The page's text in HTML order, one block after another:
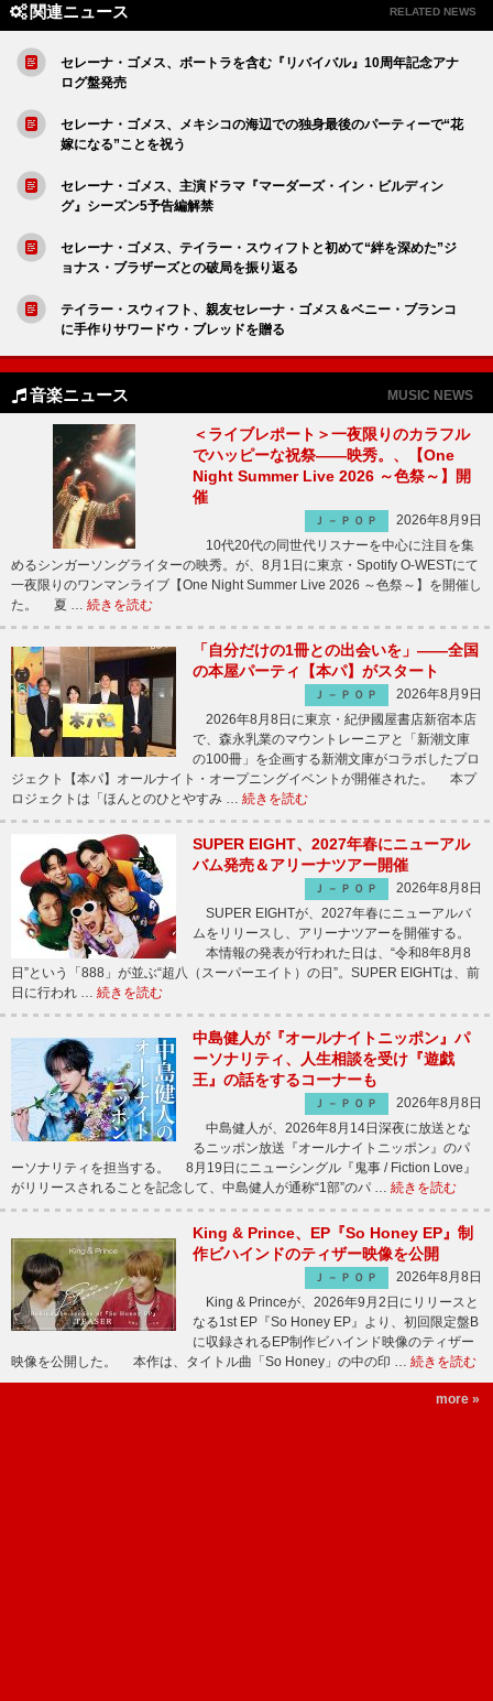
関連ニュース RELATED NEWS
セレーナ・ゴメス、ボートラを含む『リバイバル』10周年記念アナ
ログ盤発売
セレーナ・ゴメス、メキシコの海辺での独身最後のパーティーで“花
嫁になる”ことを祝う
セレーナ・ゴメス、主演ドラマ『マーダーズ・イン・ビルディン
グ』シーズン5予告編解禁
セレーナ・ゴメス、テイラー・スウィフトと初めて“絆を深めた”ジ
ョナス・ブラザーズとの破局を振り返る
テイラー・スウィフト、親友セレーナ・ゴメス＆ベニー・ブランコ
に手作りサワードウ・ブレッドを贈る
音楽ニュース MUSIC NEWS
＜ライブレポート＞一夜限りのカラフル
でハッピーな祝祭――映秀。、【One
Night Summer Live 2026 ～色祭～】開
催
Ｊ－ＰＯＰ
2026年8月9日
10代20代の同世代リスナーを中心に注目を集
めるシンガーソングライターの映秀。が、8月1日に東京・Spotify O-WESTにて
一夜限りのワンマンライブ【One Night Summer Live 2026 ～色祭～】を開催し
た。 夏 … 続きを読む
「自分だけの1冊との出会いを」――全国
の本屋パーティ【本パ】がスタート
Ｊ－ＰＯＰ
2026年8月9日
2026年8月8日に東京・紀伊國屋書店新宿本店
で、森永乳業のマウントレーニアと「新潮文庫
の100冊」を企画する新潮文庫がコラボしたプロ
ジェクト【本パ】オールナイト・オープニングイベントが開催された。 本プ
ロジェクトは「ほんとのひとやすみ … 続きを読む
SUPER EIGHT、2027年春にニューアル
バム発売＆アリーナツアー開催
Ｊ－ＰＯＰ
2026年8月8日
SUPER EIGHTが、2027年春にニューアルバ
ムをリリースし、アリーナツアーを開催する。
本情報の発表が行われた日は、“令和8年8月8
日”という「888」が並ぶ“超八（スーパーエイト）の日”。SUPER EIGHTは、前
日に行われ … 続きを読む
中島健人が『オールナイトニッポン』パ
ーソナリティ、人生相談を受け『遊戯
王』の話をするコーナーも
Ｊ－ＰＯＰ
2026年8月8日
中島健人が、2026年8月14日深夜に放送とな
るニッポン放送『オールナイトニッポン』のパ
ーソナリティを担当する。 8月19日にニューシングル『鬼事 / Fiction Love』
がリリースされることを記念して、中島健人が通称“1部”のパ … 続きを読む
King & Prince、EP『So Honey EP』制
作ビハインドのティザー映像を公開
Ｊ－ＰＯＰ
2026年8月8日
King & Princeが、2026年9月2日にリリースと
なる1st EP『So Honey EP』より、初回限定盤B
に収録されるEP制作ビハインド映像のティザー
映像を公開した。 本作は、タイトル曲「So Honey」の中の印 … 続きを読む
more »